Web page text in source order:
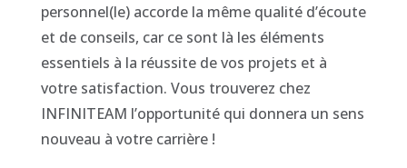
personnel(le) accorde la même qualité d’écoute
et de conseils, car ce sont là les éléments
essentiels à la réussite de vos projets et à
votre satisfaction. Vous trouverez chez
INFINITEAM l’opportunité qui donnera un sens
nouveau à votre carrière !